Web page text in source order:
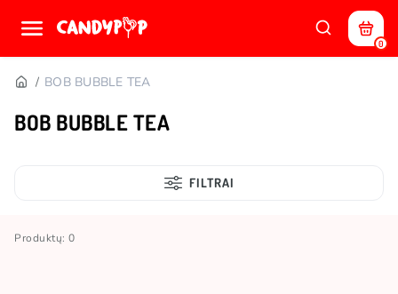
0
BOB BUBBLE TEA
BOB BUBBLE TEA
FILTRAI
Produktų: 0